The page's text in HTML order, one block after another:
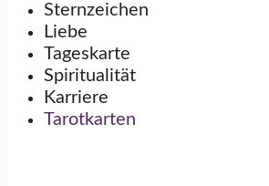
Sternzeichen
Liebe
Tageskarte
Spiritualität
Karriere
Tarotkarten